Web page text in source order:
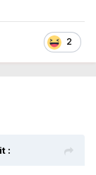
2
: